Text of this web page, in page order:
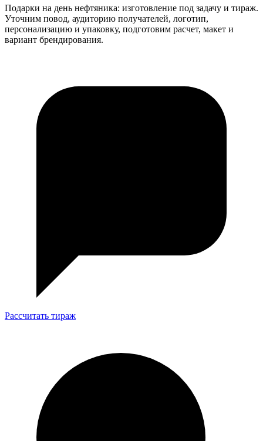
Подарки на день нефтяника: изготовление под задачу и тираж.
Уточним повод, аудиторию получателей, логотип,
персонализацию и упаковку, подготовим расчет, макет и
вариант брендирования.
Рассчитать тираж